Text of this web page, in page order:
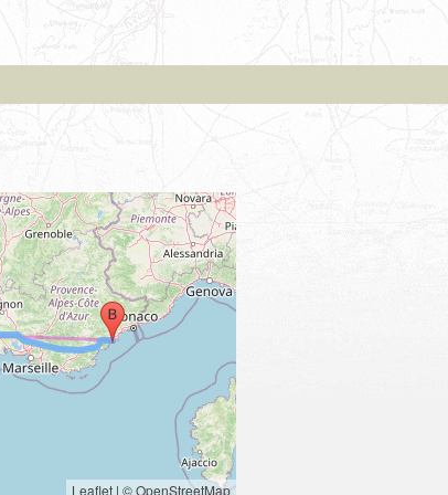
Leaflet | © OpenStreetMap